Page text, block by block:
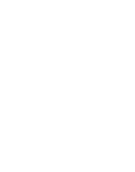
Warga